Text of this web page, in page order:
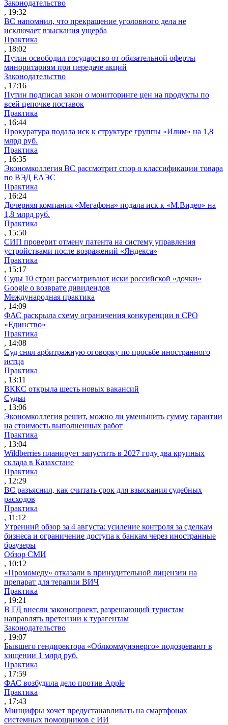
Законодательство
, 19:32
ВС напомнил, что прекращение уголовного дела не
исключает взыскания ущерба
Практика
, 18:02
Путин освободил государство от обязательной оферты
миноритариям при передаче акций
Законодательство
, 17:16
Путин подписал закон о мониторинге цен на продукты по
всей цепочке поставок
Практика
, 16:44
Прокуратура подала иск к структуре группы «Илим» на 1,8
млрд руб.
Практика
, 16:35
Экономколлегия ВС рассмотрит спор о классификации товара
по ВЭД ЕАЭС
Практика
, 16:24
Дочерняя компания «Мегафона» подала иск к «М.Видео» на
1,8 млрд руб.
Практика
, 15:50
СИП проверит отмену патента на систему управления
устройствами после возражений «Яндекса»
Практика
, 15:17
Суды 10 стран рассматривают иски российской «дочки»
Google о возврате дивидендов
Международная практика
, 14:09
ФАС раскрыла схему ограничения конкуренции в СРО
«Единство»
Практика
, 14:08
Суд снял арбитражную оговорку по просьбе иностранного
истца
Практика
, 13:11
ВККС открыла шесть новых вакансий
Судьи
, 13:06
Экономколлегия решит, можно ли уменьшить сумму гарантии
на стоимость выполненных работ
Практика
, 13:04
Wildberries планирует запустить в 2027 году два крупных
склада в Казахстане
Практика
, 12:29
ВС разъяснил, как считать срок для взыскания судебных
расходов
Практика
, 11:12
Утренний обзор за 4 августа: усиление контроля за сделкам
бизнеса и ограничение доступа к банкам через иностранные
браузеры
Обзор СМИ
, 10:12
«Промомеду» отказали в принудительной лицензии на
препарат для терапии ВИЧ
Практика
, 19:21
В ГД внесли законопроект, разрешающий туристам
направлять претензии к турагентам
Законодательство
, 19:07
Бывшего гендиректора «Облкоммунэнерго» подозревают в
хищении 1 млрд руб.
Практика
, 17:59
ФАС возбудила дело против Apple
Практика
, 17:43
Минцифры хочет предустанавливать на смартфонах
системных помощников с ИИ